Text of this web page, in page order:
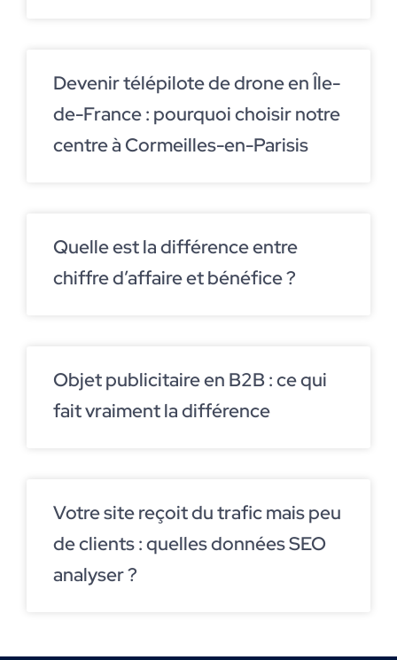
Devenir télépilote de drone en Île-
de-France : pourquoi choisir notre
centre à Cormeilles-en-Parisis
Quelle est la différence entre
chiffre d’affaire et bénéfice ?
Objet publicitaire en B2B : ce qui
fait vraiment la différence
Votre site reçoit du trafic mais peu
de clients : quelles données SEO
analyser ?